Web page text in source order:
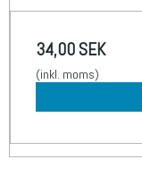
34,00 SEK
(inkl. moms)